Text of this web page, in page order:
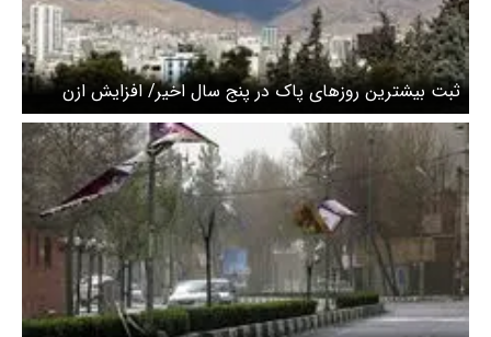
ثبت بیشترین روزهای پاک در پنج سال اخیر/ افزایش ازن
سطحی در تهران با تأخیر شروع شد